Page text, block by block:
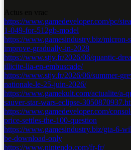
https://www.gamedeveloper.com/pc/
1-049-for-512gb-model
https://www.gamesindustry.biz/micron-
improve-gradually-in-2028
https://www.stjv.fr/2026/06/quantic-
illicite-lia-en-embuscade/
https://www.stjv.fr/2026/06/summer-
nationale-le-25-juin-2026/
https://www.gamekult.com/actualite/a-
sauver-star-wars-eclipse-
https://www.gamedeveloper.com/
price-settles-the-100-question
https://www.gamesindustry.biz/gta-6-
be-download-only
https://www.nintendo.com/fr-fr/